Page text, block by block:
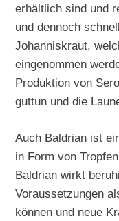
erhältlich sind und
und dennoch
Johanniskraut,
eingenommen
Produktion von
guttun und die
Auch Baldrian ist
in Form von
Baldrian wirkt
Voraussetzungen
können und neue